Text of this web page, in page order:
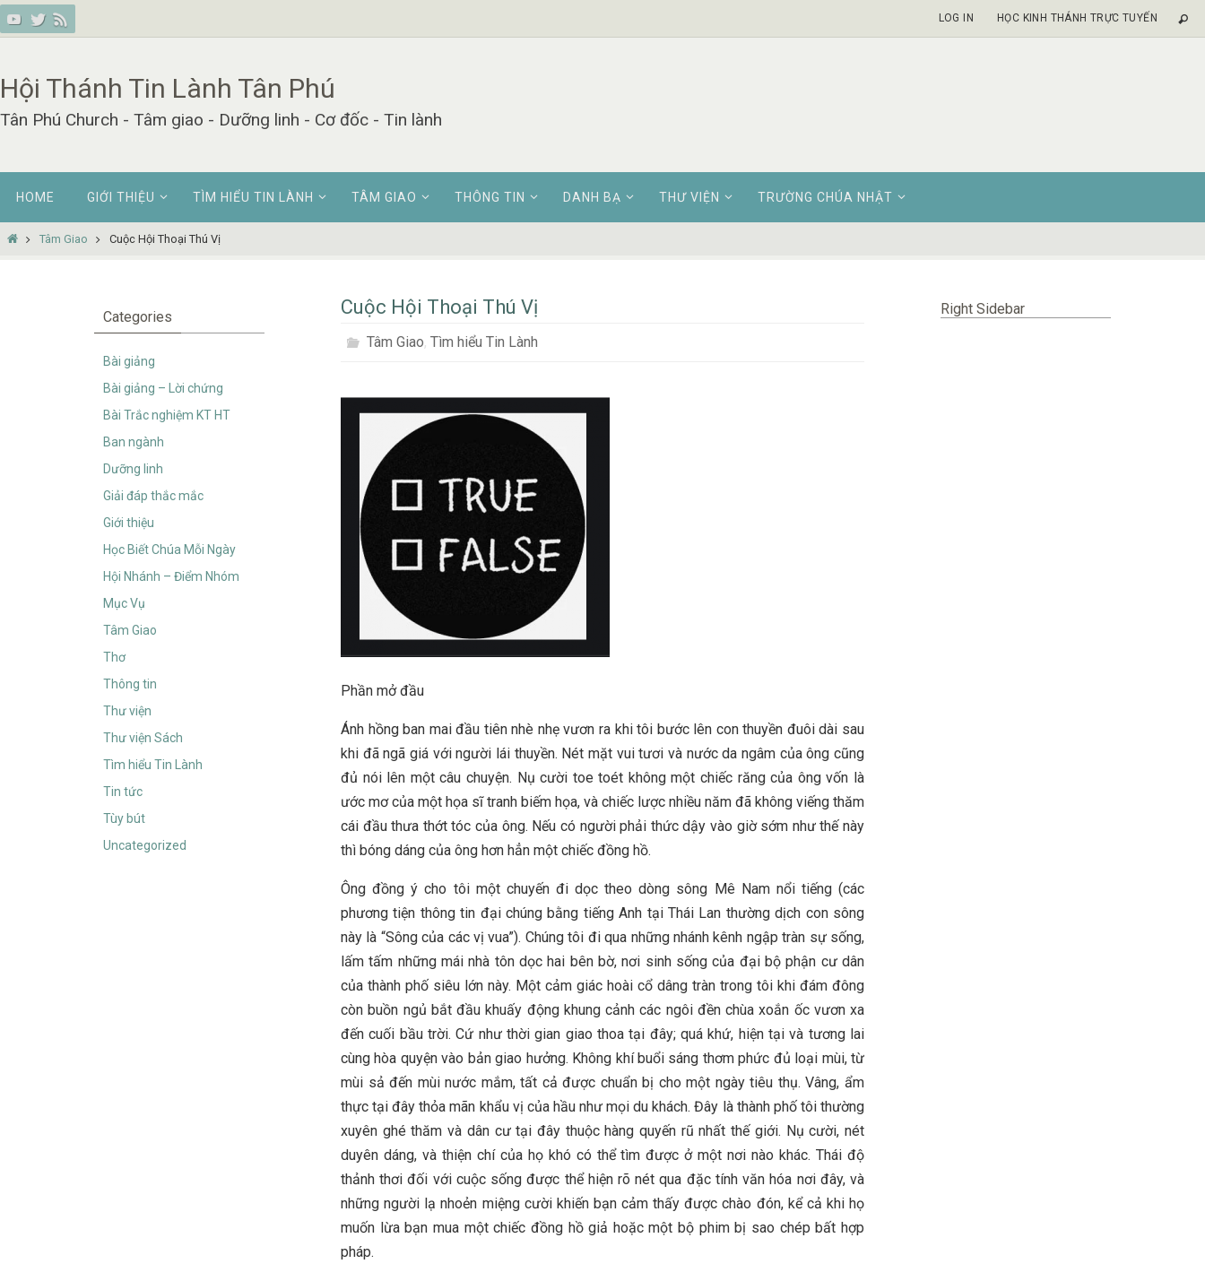
Skip
to
LOG IN HỌC KINH THÁNH TRỰC TUYẾN
Hội Thánh Tin Lành Tân Phú
Tân Phú Church - Tâm giao - Dưỡng linh - Cơ đốc - Tin lành
content
HOME GIỚI THIỆU TÌM HIỂU TIN LÀNH TÂM GIAO THÔNG TIN DANH BẠ THƯ VIỆN TRƯỜNG CHÚA NHẬT
HomeTâm Giao Cuộc Hội Thoại Thú Vị
Cuộc Hội Thoại Thú Vị
Tâm Giao, Tìm hiểu Tin Lành
Phần mở đầu
Ánh hồng ban mai đầu tiên nhè nhẹ vươn ra khi tôi bước lên con thuyền đuôi dài sau
khi đã ngã giá với người lái thuyền. Nét mặt vui tươi và nước da ngâm của ông cũng
đủ nói lên một câu chuyện. Nụ cười toe toét không một chiếc răng của ông vốn là
ước mơ của một họa sĩ tranh biếm họa, và chiếc lược nhiều năm đã không viếng thăm
cái đầu thưa thớt tóc của ông. Nếu có người phải thức dậy vào giờ sớm như thế này
thì bóng dáng của ông hơn hẳn một chiếc đồng hồ.
Ông đồng ý cho tôi một chuyến đi dọc theo dòng sông Mê Nam nổi tiếng (các
phương tiện thông tin đại chúng bằng tiếng Anh tại Thái Lan thường dịch con sông
này là “Sông của các vị vua”). Chúng tôi đi qua những nhánh kênh ngập tràn sự sống,
lấm tấm những mái nhà tôn dọc hai bên bờ, nơi sinh sống của đại bộ phận cư dân
của thành phố siêu lớn này. Một cảm giác hoài cổ dâng tràn trong tôi khi đám đông
còn buồn ngủ bắt đầu khuấy động khung cảnh các ngôi đền chùa xoắn ốc vươn xa
đến cuối bầu trời. Cứ như thời gian giao thoa tại đây; quá khứ, hiện tại và tương lai
cùng hòa quyện vào bản giao hưởng. Không khí buổi sáng thơm phức đủ loại mùi, từ
mùi sả đến mùi nước mắm, tất cả được chuẩn bị cho một ngày tiêu thụ. Vâng, ẩm
thực tại đây thỏa mãn khẩu vị của hầu như mọi du khách. Đây là thành phố tôi thường
xuyên ghé thăm và dân cư tại đây thuộc hàng quyến rũ nhất thế giới. Nụ cười, nét
duyên dáng, và thiện chí của họ khó có thể tìm được ở một nơi nào khác. Thái độ
thảnh thơi đối với cuộc sống được thể hiện rõ nét qua đặc tính văn hóa nơi đây, và
những người lạ nhoẻn miệng cười khiến bạn cảm thấy được chào đón, kể cả khi họ
muốn lừa bạn mua một chiếc đồng hồ giả hoặc một bộ phim bị sao chép bất hợp
pháp.
Categories
Bài giảng
Bài giảng – Lời chứng
Bài Trắc nghiệm KT HT
Ban ngành
Dưỡng linh
Giải đáp thắc mắc
Giới thiệu
Học Biết Chúa Mỗi Ngày
Hội Nhánh – Điểm Nhóm
Mục Vụ
Tâm Giao
Thơ
Thông tin
Thư viện
Thư viện Sách
Tìm hiểu Tin Lành
Tin tức
Tùy bút
Uncategorized
Right Sidebar